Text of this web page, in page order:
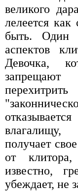
великого
лелеется
быть. Один
аспектов
Девочка,
запрещают
получает
от
известно,
убеждает, не